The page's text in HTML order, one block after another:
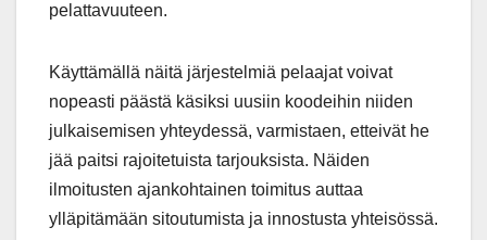
pelattavuuteen.
Käyttämällä näitä järjestelmiä pelaajat voivat
nopeasti päästä käsiksi uusiin koodeihin niiden
julkaisemisen yhteydessä, varmistaen, etteivät he
jää paitsi rajoitetuista tarjouksista. Näiden
ilmoitusten ajankohtainen toimitus auttaa
ylläpitämään sitoutumista ja innostusta yhteisössä.